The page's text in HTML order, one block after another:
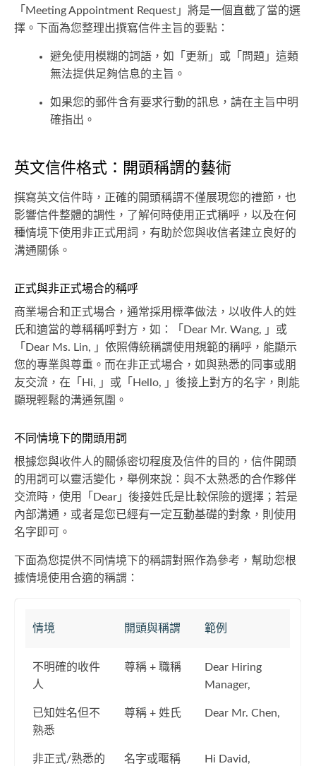
「Meeting Appointment Request」將是一個直截了當的選
擇。下面為您整理出撰寫信件主旨的要點：
避免使用模糊的詞語，如「更新」或「問題」這類
無法提供足夠信息的主旨。
如果您的郵件含有要求行動的訊息，請在主旨中明
確指出。
英文信件格式：開頭稱謂的藝術
撰寫英文信件時，正確的開頭稱謂不僅展現您的禮節，也
影響信件整體的調性，了解何時使用正式稱呼，以及在何
種情境下使用非正式用詞，有助於您與收信者建立良好的
溝通關係。
正式與非正式場合的稱呼
商業場合和正式場合，通常採用標準做法，以收件人的姓
氏和適當的尊稱稱呼對方，如：「Dear Mr. Wang, 」或
「Dear Ms. Lin, 」依照傳統稱謂使用規範的稱呼，能顯示
您的專業與尊重。而在非正式場合，如與熟悉的同事或朋
友交流，在「Hi, 」或「Hello, 」後接上對方的名字，則能
顯現輕鬆的溝通氛圍。
不同情境下的開頭用詞
根據您與收件人的關係密切程度及信件的目的，信件開頭
的用詞可以靈活變化，舉例來說：與不太熟悉的合作夥伴
交流時，使用「Dear」後接姓氏是比較保險的選擇；若是
內部溝通，或者是您已經有一定互動基礎的對象，則使用
名字即可。
下面為您提供不同情境下的稱謂對照作為參考，幫助您根
據情境使用合適的稱謂：
情境 開頭與稱謂 範例
不明確的收件
人
尊稱 + 職稱
Dear Hiring
Manager,
已知姓名但不
熟悉
尊稱 + 姓氏 Dear Mr. Chen,
非正式/熟悉的
名字或暱稱 Hi David,